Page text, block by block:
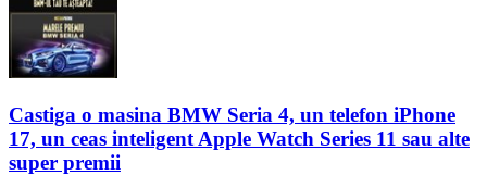
Castiga o masina BMW Seria 4, un telefon iPhone
17, un ceas inteligent Apple Watch Series 11 sau alte
super premii